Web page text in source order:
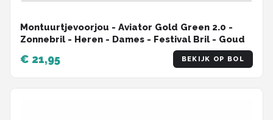
Montuurtjevoorjou - Aviator Gold Green 2.0 -
Zonnebril - Heren - Dames - Festival Bril - Goud
€ 21,95 BEKIJK OP BOL